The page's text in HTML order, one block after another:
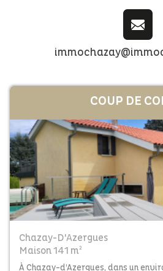
COUP DE
Chazay-D'Azergues
Maison 141 m²
À Chazay-d’Azergues, dans un